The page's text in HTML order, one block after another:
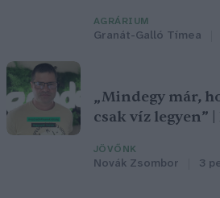
AGRÁRIUM
Granát-Galló Tímea
„Mindegy már,
csak víz legyen”
JÖVŐNK
Novák Zsombor 3